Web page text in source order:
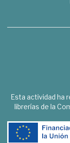
Esta actividad ha
librerías de la